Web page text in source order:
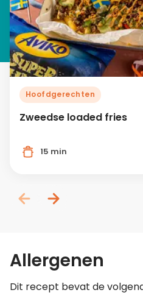
Hoofdgerechten
Zweedse loaded fries
15 min
Allergenen
Dit recept bevat de